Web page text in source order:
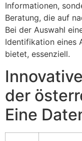
Informationen,
Beratung, die auf
Bei der Auswahl
Identifikation eines
bietet, essenziell.
der
Eine